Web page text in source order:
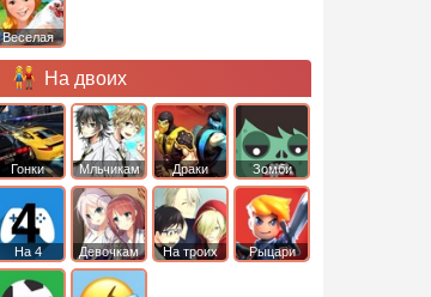
Веселая
На двоих
Гонки Мльчикам Драки Зомби
На 4 Девочкам На троих Рыцари